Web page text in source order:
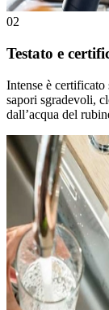
02
Testato e
Intense è
sapori sgradevoli,
dall’acqua del